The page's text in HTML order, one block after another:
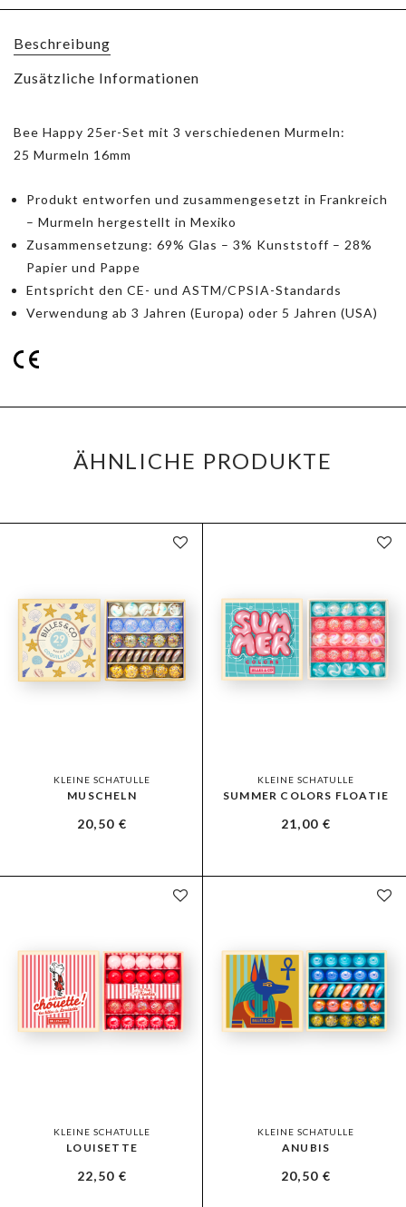
Beschreibung
Zusätzliche Informationen
Bee Happy 25er-Set mit 3 verschiedenen Murmeln:
25 Murmeln 16mm
Produkt entworfen und zusammengesetzt in Frankreich
– Murmeln hergestellt in Mexiko
Zusammensetzung: 69% Glas – 3% Kunststoff – 28%
Papier und Pappe
Entspricht den CE- und ASTM/CPSIA-Standards
Verwendung ab 3 Jahren (Europa) oder 5 Jahren (USA)
ÄHNLICHE PRODUKTE
KLEINE SCHATULLE
MUSCHELN
20,50€
KLEINE SCHATULLE
SUMMER COLORS FLOATIE
21,00€
KLEINE SCHATULLE
LOUISETTE
22,50€
KLEINE SCHATULLE
ANUBIS
20,50€